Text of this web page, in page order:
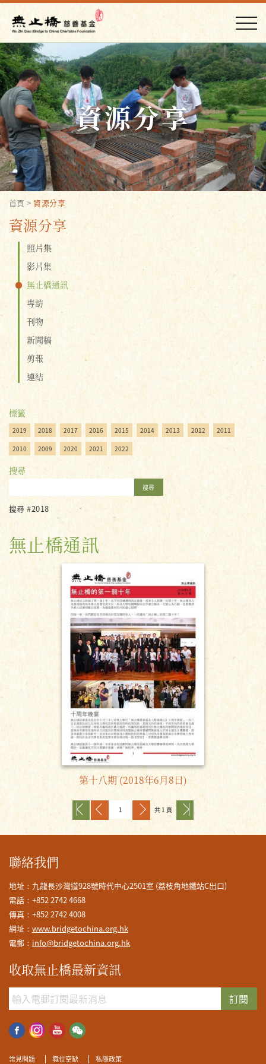
資源分享
首頁 >資源分享
資源分享
照片集
影片集
無止橋通訊
專訪
刊物
新聞稿
剪報
連結
標籤
2019 2018 2017 2016 2015 2014 2013 2012 2011
2010 2009 2020 2021 2022
搜尋
搜尋
搜尋 #2018
無止橋通訊
第十八期 (2018年6月8日)
共 1 頁
聯絡我們
地址：九龍長沙灣道928號時代中心2501室 (荔枝角地鐵站C出口)
電話：+852 2742 4668
傳真：+852 2742 4008
網址： www.bridgetochina.org.hk
電郵： info@bridgetochina.org.hk
收取無止橋最新資訊
訂閱
常見問題 職位空缺 私隱政策